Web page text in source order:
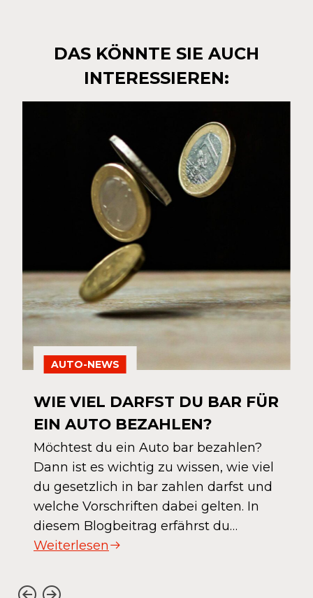
DAS KÖNNTE SIE AUCH
INTERESSIEREN:
AUTO-NEWS
WIE VIEL DARFST DU BAR FÜR
EIN AUTO BEZAHLEN?
Möchtest du ein Auto bar bezahlen?
Dann ist es wichtig zu wissen, wie viel
du gesetzlich in bar zahlen darfst und
welche Vorschriften dabei gelten. In
diesem Blogbeitrag erfährst du…
Weiterlesen